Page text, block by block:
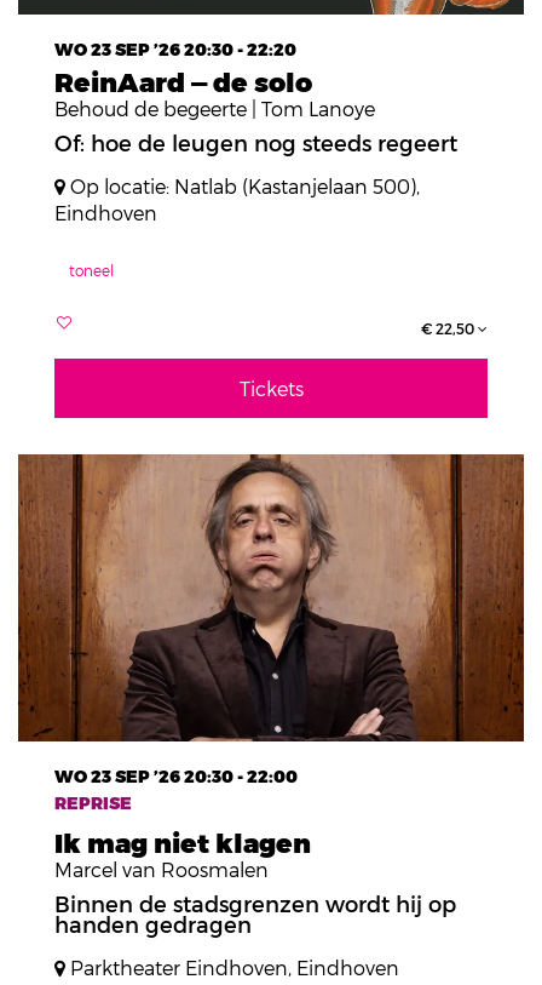
ReinAard — de solo
Behoud de begeerte | Tom Lanoye
WO 23 SEP ’2620:30 - 22:20
Of: hoe de leugen nog steeds regeert
Op locatie: Natlab (Kastanjelaan 500),
Eindhoven
toneel
€ 22,50
Tickets
Ik mag niet klagen
Marcel van Roosmalen
REPRISE
WO 23 SEP ’2620:30 - 22:00
Binnen de stadsgrenzen wordt hij op
handen gedragen
Parktheater Eindhoven, Eindhoven